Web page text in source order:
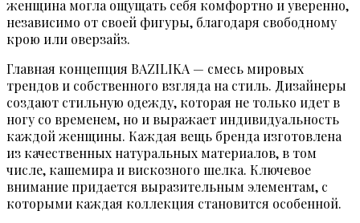
женщина могла ощущать себя комфортно и уверенно,
независимо от своей фигуры, благодаря свободному
крою или оверзайз.
Главная концепция BAZILIKA — смесь мировых
трендов и собственного взгляда на стиль. Дизайнеры
создают стильную одежду, которая не только идет в
ногу со временем, но и выражает индивидуальность
каждой женщины. Каждая вещь бренда изготовлена
из качественных натуральных материалов, в том
числе, кашемира и вискозного шелка. Ключевое
внимание придается выразительным элементам, с
которыми каждая коллекция становится особенной.